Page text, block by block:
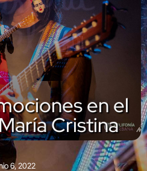
en el
Cristina
6, 2022